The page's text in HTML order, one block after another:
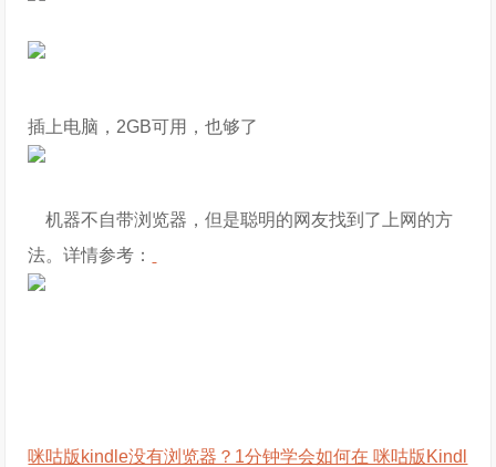
插上电脑，2GB可用，也够了
机器不自带浏览器，但是聪明的网友找到了上网的方
法。详情参考：
咪咕版kindle没有浏览器？1分钟学会如何在 咪咕版Kindl